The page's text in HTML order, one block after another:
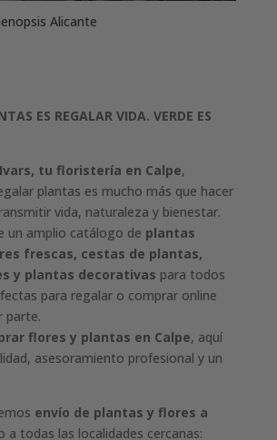
Alicante
ES REGALAR VIDA. VERDE ES
tu floristería en Calpe,
plantas es mucho más que hacer
vida, naturaleza y bienestar.
un amplio catálogo de plantas
frescas, cestas de plantas,
y plantas decorativas para todos
para regalar o comprar online
parte.
flores y plantas en Calpe, aquí
asesoramiento profesional y un
envío de plantas y flores a
a todas las localidades cercanas: